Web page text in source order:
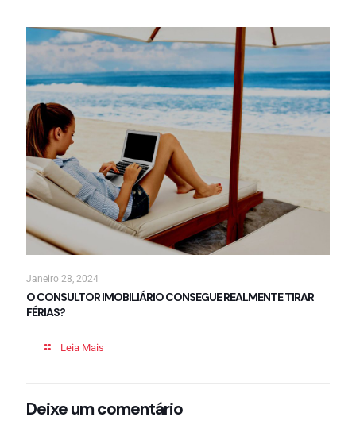
Janeiro 28, 2024
O CONSULTOR IMOBILIÁRIO CONSEGUE REALMENTE TIRAR
FÉRIAS?
Leia Mais
Deixe um comentário